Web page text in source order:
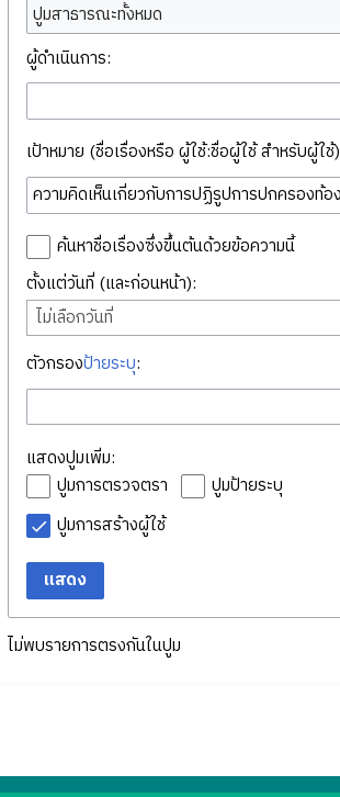
ปูมสาธารณะทั้งหมด
ผู้ดำเนินการ:
เป้าหมาย (ชื่อเรื่องหรือ ผู้ใช้:ชื่อผู้ใช้ สำหรับผู้ใช้):
ค้นหาชื่อเรื่องซึ่งขึ้นต้นด้วยข้อความนี้
ตั้งแต่วันที่ (และก่อนหน้า):
ไม่เลือกวันที่
ตัวกรองป้ายระบุ:
แสดงปูมเพิ่ม:
ปูมการตรวจตรา
ปูมป้ายระบุ
ปูมการสร้างผู้ใช้
แสดง
ไม่พบรายการตรงกันในปูม